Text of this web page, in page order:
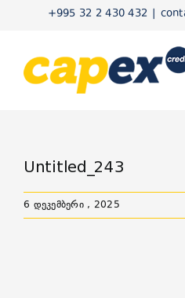
content
+995 32 2 430 432
Untitled_243
6 დეკემბერი , 2025